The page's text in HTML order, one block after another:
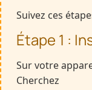
Suivez ces
Étape 1 :
Sur votre
Cherchez